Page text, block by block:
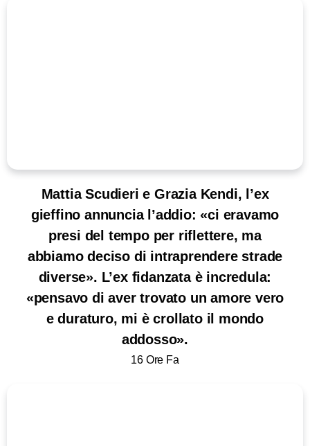
Mattia Scudieri e Grazia Kendi, l’ex
gieffino annuncia l’addio: «ci eravamo
presi del tempo per riflettere, ma
abbiamo deciso di intraprendere strade
diverse». L’ex fidanzata è incredula:
«pensavo di aver trovato un amore vero
e duraturo, mi è crollato il mondo
addosso».
16 Ore Fa